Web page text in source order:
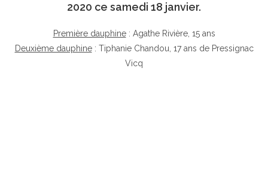
2020 ce samedi 18 janvier.
Première dauphine: Agathe Rivière, 15 ans
Deuxième dauphine: Tiphanie Chandou, 17 ans de Pressignac
Vicq